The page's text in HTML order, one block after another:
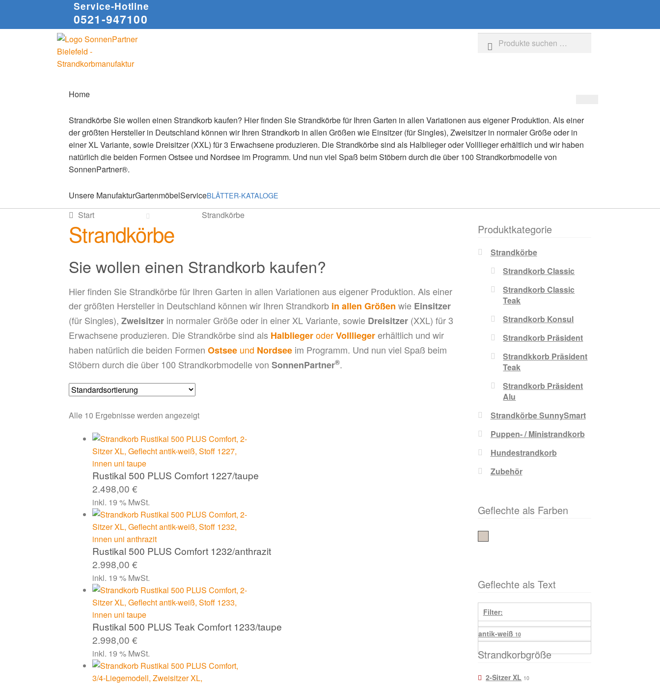
Service-Hotline
0521-947100
Zur
Navigation
springen
Zum
Inhalt
springen
Suche
nach:
Suchen
Home
StrandkörbeSie wollen einen Strandkorb kaufen? Hier finden Sie Strandkörbe für Ihren Garten in allen Variationen aus eigener Produktion. Als einer
der größten Hersteller in Deutschland können wir Ihren Strandkorb in allen Größen wie Einsitzer (für Singles), Zweisitzer in normaler Größe oder in
einer XL Variante, sowie Dreisitzer (XXL) für 3 Erwachsene produzieren. Die Strandkörbe sind als Halblieger oder Volllieger erhältlich und wir haben
natürlich die beiden Formen Ostsee und Nordsee im Programm. Und nun viel Spaß beim Stöbern durch die über 100 Strandkorbmodelle von
SonnenPartner®.
Unsere ManufakturGartenmöbelServiceBLÄTTER-KATALOGE
Start Strandkörbe
Strandkörbe
Sie wollen einen Strandkorb kaufen?
Hier finden Sie Strandkörbe für Ihren Garten in allen Variationen aus eigener Produktion. Als einer
der größten Hersteller in Deutschland können wir Ihren Strandkorb in allen Größen wie Einsitzer
(für Singles),Zweisitzer in normaler Größe oder in einer XL Variante, sowie Dreisitzer (XXL) für 3
Erwachsene produzieren. Die Strandkörbe sind als HalbliegeroderVollliegererhältlich und wir
haben natürlich die beiden FormenOstsee und Nordsee im Programm. Und nun viel Spaß beim
Stöbern durch die über 100 Strandkorbmodelle vonSonnenPartner®.
Alle 10 Ergebnisse werden angezeigt
Rustikal 500 PLUS Comfort 1227/taupe
2.498,00€
inkl. 19 % MwSt.
Rustikal 500 PLUS Comfort 1232/anthrazit
2.998,00€
inkl. 19 % MwSt.
Rustikal 500 PLUS Teak Comfort 1233/taupe
2.998,00€
inkl. 19 % MwSt.
Produktkategorie
Strandkörbe
Strandkorb Classic
Strandkorb Classic
Teak
Strandkorb Konsul
Strandkorb Präsident
Strandkkorb Präsident
Teak
Strandkorb Präsident
Alu
Strandkörbe SunnySmart
Puppen- / Ministrandkorb
Hundestrandkorb
Zubehör
Geflechte als Farben
Geflechte als Text
Filter:
antik-weiß 10
Strandkorbgröße
2-Sitzer XL 10